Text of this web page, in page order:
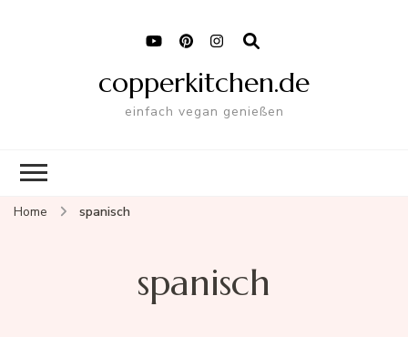
copperkitchen.de
einfach vegan genießen
Home spanisch
spanisch